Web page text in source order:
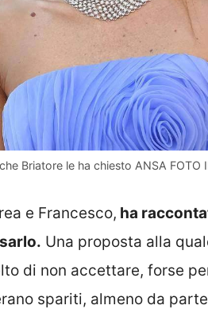
Briatore le ha chiesto ANSA
e Francesco, ha
. Una proposta alla
di non accettare, forse
spariti, almeno da parte